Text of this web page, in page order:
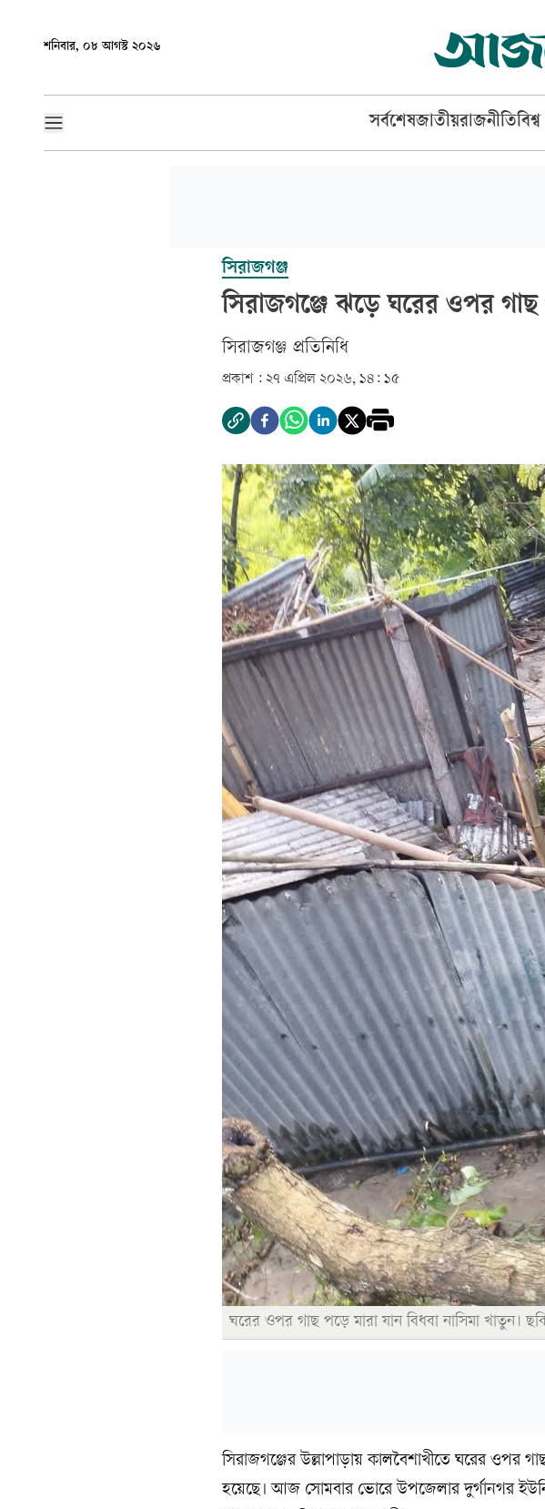
শনিবার, ০৮ আগস্ট ২০২৬
সর্বশেষজাতীয়রাজনীতিবিশ্ব
সিরাজগঞ্জ
সিরাজগঞ্জে ঝড়ে ঘরের ওপর গাছ
সিরাজগঞ্জ প্রতিনিধি
প্রকাশ : ২৭ এপ্রিল ২০২৬, ১৪: ১৫
ঘরের ওপর গাছ পড়ে মারা যান বিধবা নাসিমা খাতুন।
সিরাজগঞ্জের উল্লাপাড়ায় কালবৈশাখীতে ঘরের ওপর
হয়েছে। আজ সোমবার ভোরে উপজেলার দুর্গানগর